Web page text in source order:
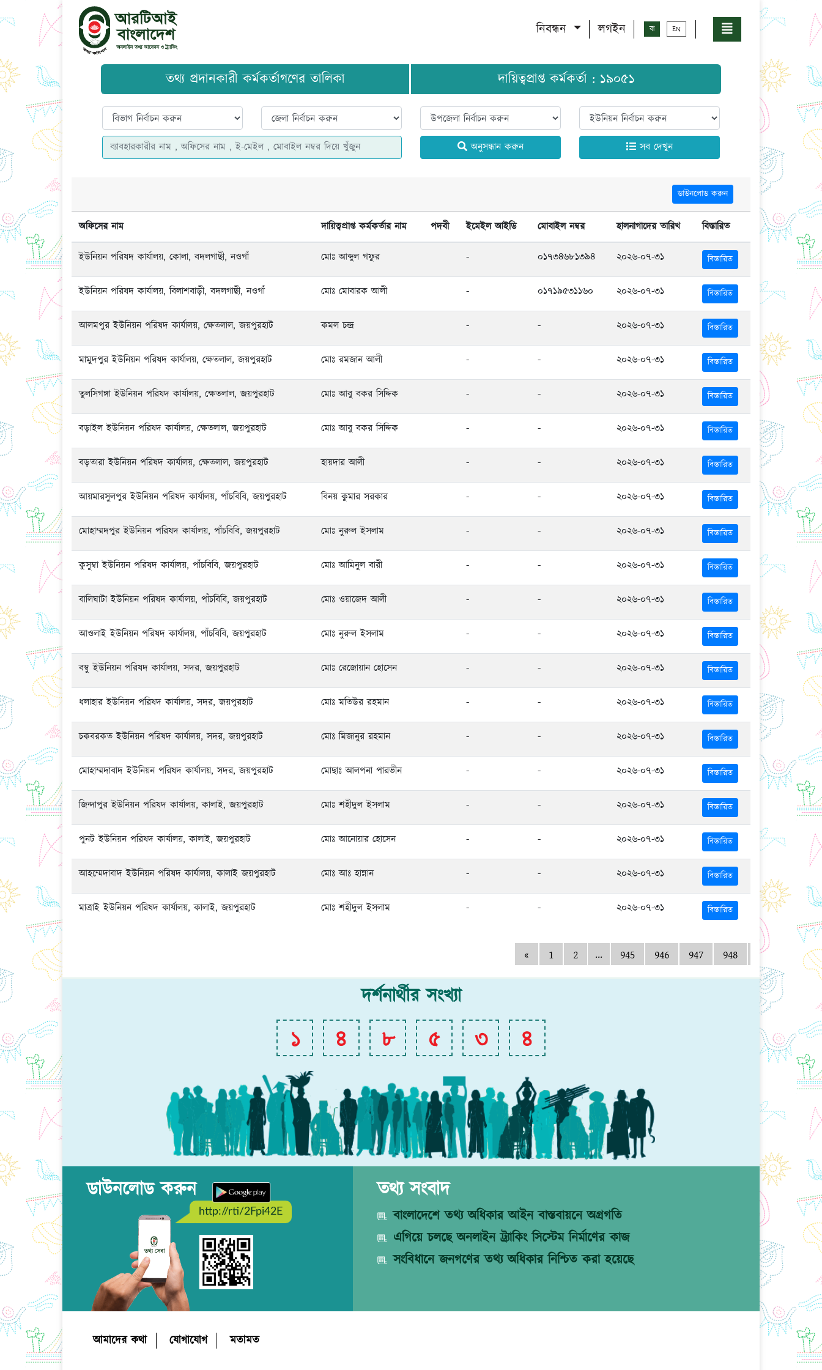
নিবন্ধন লগইন বা EN
তথ্য প্রদানকারী কর্মকর্তাগণের তালিকা দায়িত্বপ্রাপ্ত কর্মকর্তা : ১৯০৫১
অনুসন্ধান করুন সব দেখুন
ডাউনলোড করুন
অফিসের নাম দায়িত্বপ্রাপ্ত কর্মকর্তার নাম পদবী ইমেইল আইডি মোবাইল নম্বর হালনাগাদের তারিখ বিস্তারিত
ইউনিয়ন পরিষদ কার্যালয়, কোলা, বদলগাছী, নওগাঁ মোঃ আব্দুল গফুর - ০১৭৩৪৬৮১৩৯৪ ২০২৬-০৭-৩১ বিস্তারিত
ইউনিয়ন পরিষদ কার্যালয়, বিলাশবাড়ী, বদলগাছী, নওগাঁ মোঃ মোবারক আলী - ০১৭১৯৫৩১১৬০ ২০২৬-০৭-৩১ বিস্তারিত
আলমপুর ইউনিয়ন পরিষদ কার্যালয়, ক্ষেতলাল, জয়পুরহাট কমল চন্দ্র - - ২০২৬-০৭-৩১ বিস্তারিত
মামুদপুর ইউনিয়ন পরিষদ কার্যালয়, ক্ষেতলাল, জয়পুরহাট মোঃ রমজান আলী - - ২০২৬-০৭-৩১ বিস্তারিত
তুলসিগঙ্গা ইউনিয়ন পরিষদ কার্যালয়, ক্ষেতলাল, জয়পুরহাট মোঃ আবু বকর সিদ্দিক - - ২০২৬-০৭-৩১ বিস্তারিত
বড়াইল ইউনিয়ন পরিষদ কার্যালয়, ক্ষেতলাল, জয়পুরহাট মোঃ আবু বকর সিদ্দিক - - ২০২৬-০৭-৩১ বিস্তারিত
বড়তারা ইউনিয়ন পরিষদ কার্যালয়, ক্ষেতলাল, জয়পুরহাট হায়দার আলী - - ২০২৬-০৭-৩১ বিস্তারিত
আয়মারসুলপুর ইউনিয়ন পরিষদ কার্যালয়, পাঁচবিবি, জয়পুরহাট বিনয় কুমার সরকার - - ২০২৬-০৭-৩১ বিস্তারিত
মোহাম্মদপুর ইউনিয়ন পরিষদ কার্যালয়, পাঁচবিবি, জয়পুরহাট মোঃ নুরুল ইসলাম - - ২০২৬-০৭-৩১ বিস্তারিত
কুসুম্বা ইউনিয়ন পরিষদ কার্যালয়, পাঁচবিবি, জয়পুরহাট মোঃ আমিনুল বারী - - ২০২৬-০৭-৩১ বিস্তারিত
বালিঘাটা ইউনিয়ন পরিষদ কার্যালয়, পাঁচবিবি, জয়পুরহাট মোঃ ওয়াজেদ আলী - - ২০২৬-০৭-৩১ বিস্তারিত
আওলাই ইউনিয়ন পরিষদ কার্যালয়, পাঁচবিবি, জয়পুরহাট মোঃ নুরুল ইসলাম - - ২০২৬-০৭-৩১ বিস্তারিত
বম্বু ইউনিয়ন পরিষদ কার্যালয়, সদর, জয়পুরহাট মোঃ রেজোয়ান হোসেন - - ২০২৬-০৭-৩১ বিস্তারিত
ধলাহার ইউনিয়ন পরিষদ কার্যালয়, সদর, জয়পুরহাট মোঃ মতিউর রহমান - - ২০২৬-০৭-৩১ বিস্তারিত
চকবরকত ইউনিয়ন পরিষদ কার্যালয়, সদর, জয়পুরহাট মোঃ মিজানুর রহমান - - ২০২৬-০৭-৩১ বিস্তারিত
মোহাম্মদাবাদ ইউনিয়ন পরিষদ কার্যালয়, সদর, জয়পুরহাট মোছাঃ আলপনা পারভীন - - ২০২৬-০৭-৩১ বিস্তারিত
জিন্দাপুর ইউনিয়ন পরিষদ কার্যালয়, কালাই, জয়পুরহাট মোঃ শহীদুল ইসলাম - - ২০২৬-০৭-৩১ বিস্তারিত
পুনট ইউনিয়ন পরিষদ কার্যালয়, কালাই, জয়পুরহাট মোঃ আনোয়ার হোসেন - - ২০২৬-০৭-৩১ বিস্তারিত
আহম্মেদাবাদ ইউনিয়ন পরিষদ কার্যালয়, কালাই জয়পুরহাট মোঃ আঃ হান্নান - - ২০২৬-০৭-৩১ বিস্তারিত
মাত্রাই ইউনিয়ন পরিষদ কার্যালয়, কালাই, জয়পুরহাট মোঃ শহীদুল ইসলাম - - ২০২৬-০৭-৩১ বিস্তারিত
« 1 2 ... 945 946 947 948 949 950
দর্শনার্থীর সংখ্যা
১ ৪ ৮ ৫ ৩ ৪
ডাউনলোড করুন
http://rti/2Fpi42E
তথ্য সংবাদ
বাংলাদেশে তথ্য অধিকার আইন বাস্তবায়নে অগ্রগতি
এগিয়ে চলছে অনলাইন ট্র্যাকিং সিস্টেম নির্মাণের কাজ
সংবিধানে জনগণের তথ্য অধিকার নিশ্চিত করা হয়েছে
আমাদের কথা যোগাযোগ মতামত